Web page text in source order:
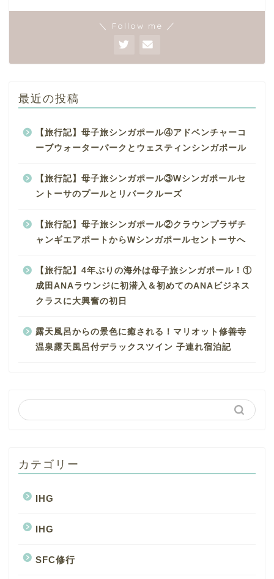
＼ Follow me ／
最近の投稿
【旅行記】母子旅シンガポール④アドベンチャーコ
ーブウォーターパークとウェスティンシンガポール
【旅行記】母子旅シンガポール③Wシンガポールセ
ントーサのプールとリバークルーズ
【旅行記】母子旅シンガポール②クラウンプラザチ
ャンギエアポートからWシンガポールセントーサへ
【旅行記】4年ぶりの海外は母子旅シンガポール！①
成田ANAラウンジに初潜入＆初めてのANAビジネス
クラスに大興奮の初日
露天風呂からの景色に癒される！マリオット修善寺
温泉露天風呂付デラックスツイン 子連れ宿泊記
カテゴリー
IHG
IHG
SFC修行